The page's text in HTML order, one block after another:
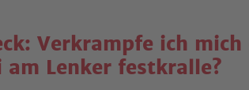
Verkrampfe ich
am Lenker festkralle?